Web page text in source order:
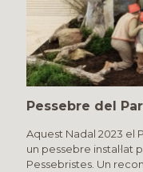
Pessebre del
Aquest Nadal 2023 el
un pessebre instal·lat
Pessebristes. Un